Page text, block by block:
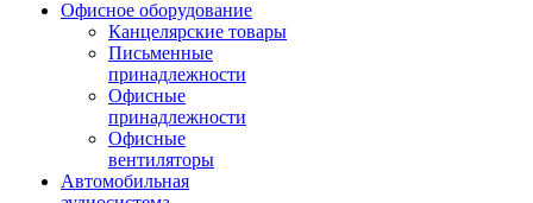
Офисное оборудование
Канцелярские товары
Письменные
принадлежности
Офисные
принадлежности
Офисные
вентиляторы
Автомобильная